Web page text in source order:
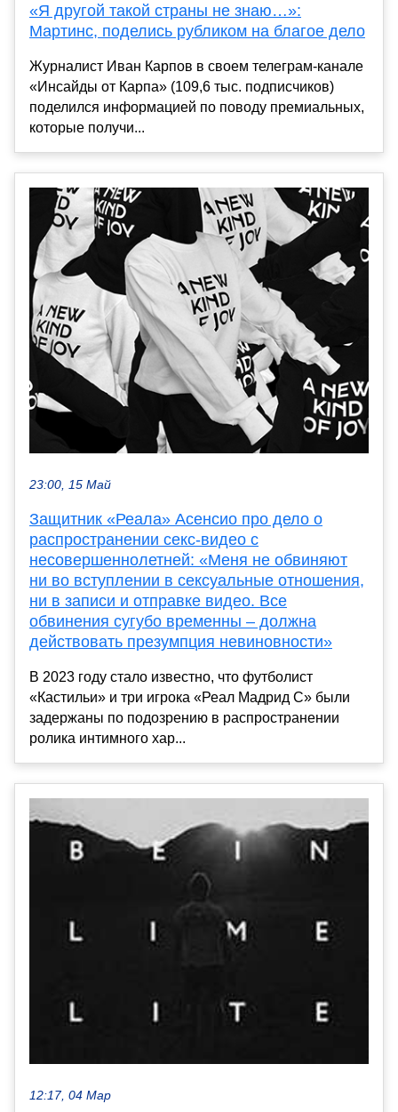
«Я другой такой страны не знаю…»:
Мартинс, поделись рубликом на благое дело
Журналист Иван Карпов в своем телеграм-канале
«Инсайды от Карпа» (109,6 тыс. подписчиков)
поделился информацией по поводу премиальных,
которые получи...
23:00, 15 Май
Защитник «Реала» Асенсио про дело о
распространении секс-видео с
несовершеннолетней: «Меня не обвиняют
ни во вступлении в сексуальные отношения,
ни в записи и отправке видео. Все
обвинения сугубо временны – должна
действовать презумпция невиновности»
В 2023 году стало известно, что футболист
«Кастильи» и три игрока «Реал Мадрид С» были
задержаны по подозрению в распространении
ролика интимного хар...
12:17, 04 Мар